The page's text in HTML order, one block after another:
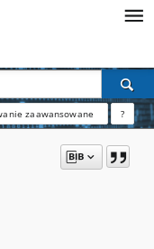
zaawansowane ?